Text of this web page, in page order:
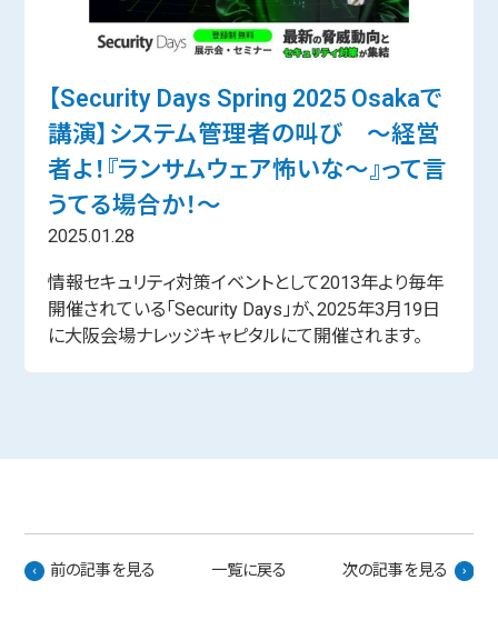
【Security Days Spring 2025 Osakaで
講演】システム管理者の叫び ～経営
者よ！『ランサムウェア怖いな～』って言
うてる場合か！～
2025.01.28
情報セキュリティ対策イベントとして2013年より毎年
開催されている「Security Days」が、2025年3月19日
に大阪会場ナレッジキャピタルにて開催されます。
前の記事を見る 一覧に戻る 次の記事を見る